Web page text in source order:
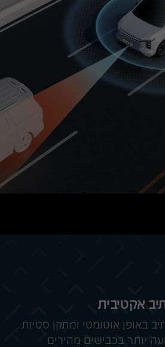
אקטיבית
באופן אוטומטי ומתקן סטיות
יותר בכבישים מהירים